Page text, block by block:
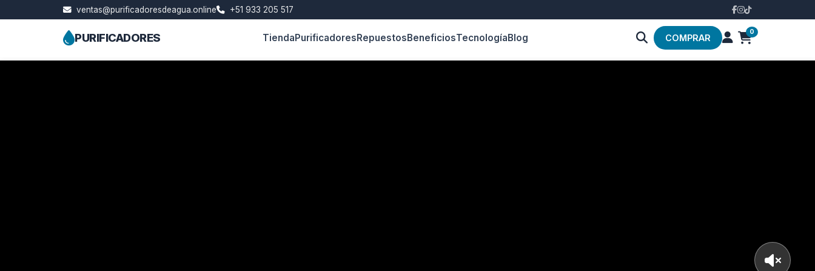
ventas@purificadoresdeagua.online +51 933 205 517
PURIFICADORES TiendaPurificadoresRepuestosBeneficiosTecnologíaBlog COMPRAR
0